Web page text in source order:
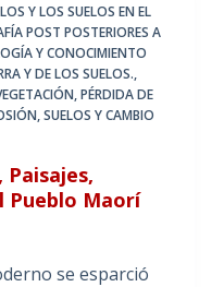
Y LOS SUELOS EN EL
POST POSTERIORES A
Y CONOCIMIENTO
Y DE LOS SUELOS.,
,PÉRDIDA DE
,SUELOS Y CAMBIO
Pueblo Maorí
se esparció